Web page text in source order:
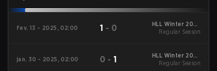
fev. 13 - 2025, 02:00 1 - 0
HLL Winter 2025
Regular Season
Regular Season
jan. 30 - 2025, 02:00 0 -1
HLL Winter 2025
Regular Season
Regular Season